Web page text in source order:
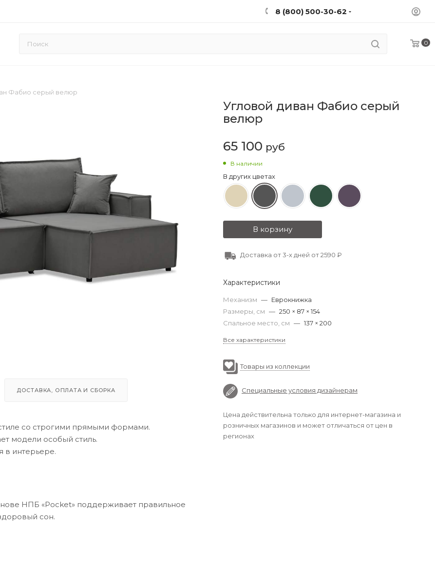
8 (800) 500-30-62
0
Фабио cерый велюр
ДОСТАВКА, ОПЛАТА И СБОРКА
со строгими прямыми формами.
модели особый стиль.
в интерьере.
НПБ «Pocket» поддерживает правильное
сон.
Угловой диван Фабио cерый
велюр
65 100 руб
В наличии
В других цветах
В корзину
Доставка от 3-х дней от 2590 ₽
Характеристики
Механизм — Еврокнижка
Размеры, см — 250 × 87 × 154
Спальное место, см — 137 × 200
Все характеристики
Товары из коллекции
Специальные условия дизайнерам
Цена действительна только для интернет-магазина и
розничных магазинов и может отличаться от цен в
регионах